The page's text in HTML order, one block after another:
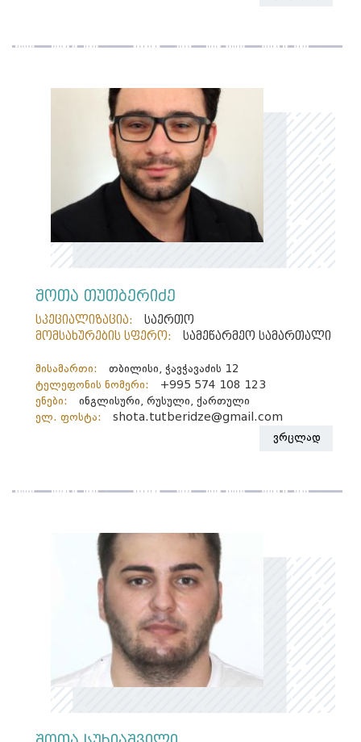
შოთა თუთბერიძე
სპეციალიზაცია:
საერთო
მომსახურების სფერო:
სამეწარმეო სამართალი
მისამართი:
თბილისი, ჭავჭავაძის 12
ტელეფონის ნომერი:
+995 574 108 123
ენები:
ინგლისური, რუსული, ქართული
ელ. ფოსტა:
shota.tutberidze@gmail.com
ვრცლად